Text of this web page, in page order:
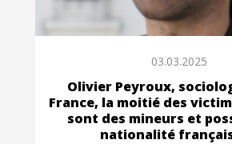
03.03.2025
Olivier Peyroux,
France, la moitié des
sont des mineurs et
nationalité